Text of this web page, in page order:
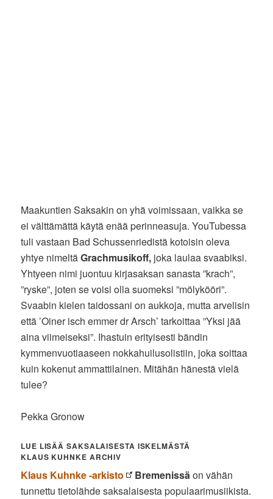
Maakuntien Saksakin on yhä voimissaan, vaikka se
ei välttämättä käytä enää perinneasuja. YouTubessa
tuli vastaan Bad Schussenriedistä kotoisin oleva
yhtye nimeltäGrachmusikoff, joka laulaa svaabiksi.
Yhtyeen nimi juontuu kirjasaksan sanasta ”krach”,
”ryske”, joten se voisi olla suomeksi ”mölykööri”.
Svaabin kielen taidossani on aukkoja, mutta arvelisin
että ’Oiner isch emmer dr Arsch’ tarkoittaa ”Yksi jää
aina viimeiseksi”. Ihastuin erityisesti bändin
kymmenvuotiaaseen nokkahuilusolistiin, joka soittaa
kuin kokenut ammattilainen. Mitähän hänestä vielä
tulee?
Pekka Gronow
LUE LISÄÄ SAKSALAISESTA ISKELMÄSTÄ
KLAUS KUHNKE ARCHIV
Klaus Kuhnke -arkisto Bremenissäon vähän
tunnettu tietolähde saksalaisesta populaarimusiikista.